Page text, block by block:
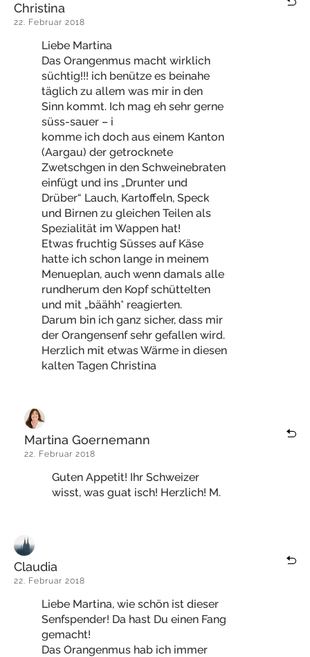
Christina
22. Februar 2018
Liebe Martina
Das Orangenmus macht wirklich
süchtig!!! ich benütze es beinahe
täglich zu allem was mir in den
Sinn kommt. Ich mag eh sehr gerne
süss-sauer – i
komme ich doch aus einem Kanton
(Aargau) der getrocknete
Zwetschgen in den Schweinebraten
einfügt und ins „Drunter und
Drüber“ Lauch, Kartoffeln, Speck
und Birnen zu gleichen Teilen als
Spezialität im Wappen hat!
Etwas fruchtig Süsses auf Käse
hatte ich schon lange in meinem
Menueplan, auch wenn damals alle
rundherum den Kopf schüttelten
und mit „bäähh* reagierten.
Darum bin ich ganz sicher, dass mir
der Orangensenf sehr gefallen wird.
Herzlich mit etwas Wärme in diesen
kalten Tagen Christina
Martina Goernemann
22. Februar 2018
Guten Appetit! Ihr Schweizer
wisst, was guat isch! Herzlich! M.
Claudia
22. Februar 2018
Liebe Martina, wie schön ist dieser
Senfspender! Da hast Du einen Fang
gemacht!
Das Orangenmus hab ich immer